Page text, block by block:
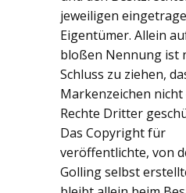
jeweiligen
Eigentümer. Allein
bloßen Nennung ist
Schluss zu ziehen,
Markenzeichen nicht
Rechte Dritter
Das Copyright für
veröffentlichte, von
Golling selbst